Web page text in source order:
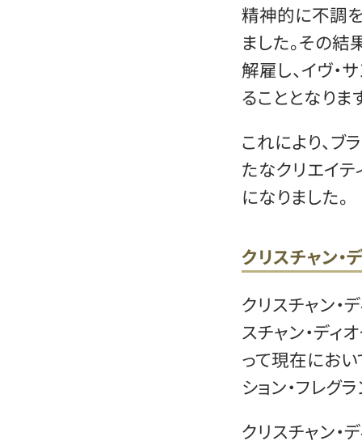
精神的に不調
ました。その
解雇し、イヴ・
ることとなりま
これにより、ブ
たなクリエイテ
になりました。
クリスチャン・
クリスチャン・
スチャン・ディ
って現在にお
ション・フレグ
クリスチャン・